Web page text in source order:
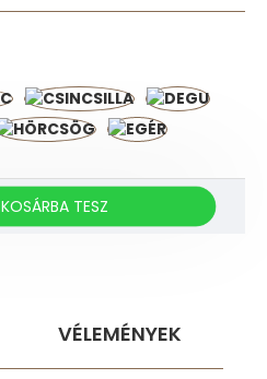
KOSÁRBA TESZ
VÉLEMÉNYEK